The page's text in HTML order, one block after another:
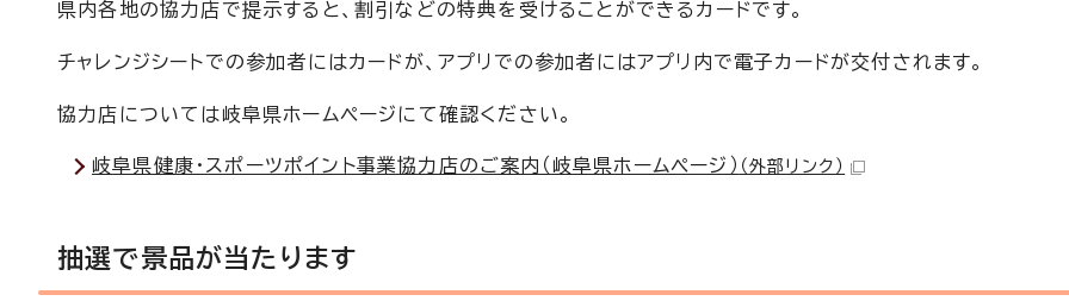
県内各地の協力店で提示すると、割引などの特典を受けることができるカードです。
チャレンジシートでの参加者にはカードが、アプリでの参加者にはアプリ内で電子カードが交付されます。
協力店については岐阜県ホームページにて確認ください。
岐阜県健康・スポーツポイント事業協力店のご案内（岐阜県ホームページ） （外部リンク）
抽選で景品が当たります